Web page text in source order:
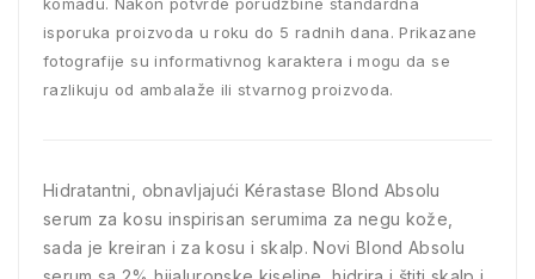
isporuka proizvoda u roku do 5 radnih dana. Prikazane
fotografije su informativnog karaktera i mogu da se
razlikuju od ambalaže ili stvarnog proizvoda.
Hidratantni, obnavljajući Kérastase Blond Absolu
serum za kosu inspirisan serumima za negu kože,
sada je kreiran i za kosu i skalp. Novi Blond Absolu